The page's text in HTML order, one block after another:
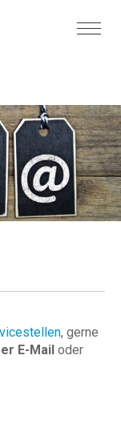
, gerne
E-Mail oder